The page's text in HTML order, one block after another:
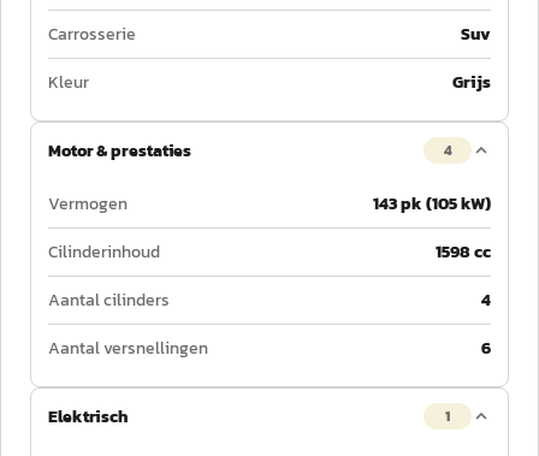
Carrosserie
Suv
Kleur
Grijs
Motor & prestaties 4
Vermogen
143 pk (105 kW)
Cilinderinhoud
1598 cc
Aantal cilinders
4
Aantal versnellingen
6
Elektrisch 1